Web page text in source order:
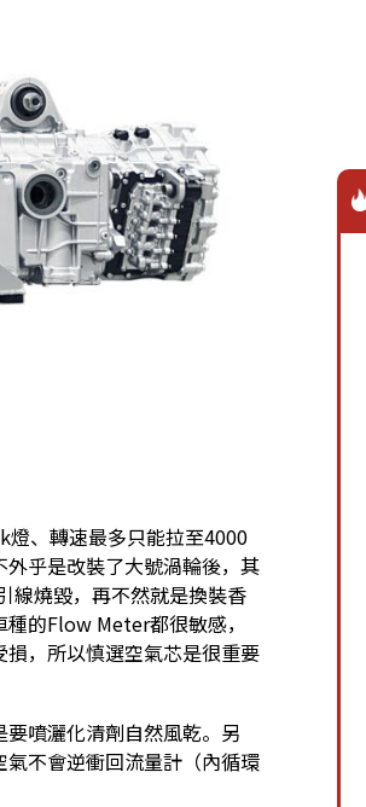
、轉速最多只能拉至4000
乎是改裝了大號渦輪後，其
線燒毀，再不然就是換裝香
的Flow Meter都很敏感，
，所以慎選空氣芯是很重要
噴灑化清劑自然風乾。另
不會逆衝回流量計（內循環